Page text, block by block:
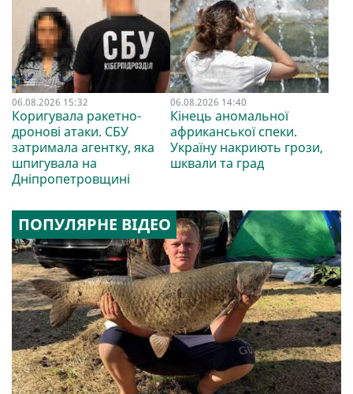
06.08.2026 15:32
Коригувала ракетно-
дронові атаки. СБУ
затримала агентку, яка
шпигувала на
Дніпропетровщині
06.08.2026 14:40
Кінець аномальної
африканської спеки.
Україну накриють грози,
шквали та град
ПОПУЛЯРНЕ ВІДЕО